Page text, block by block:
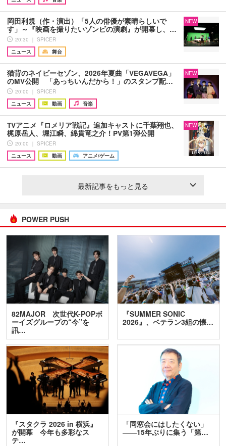
岡田利規（作・演出）「5人の俳優が素晴らしいで
す」～『映画を撮りたいゾンビの演劇』が開幕し、…
20:30 ｜ SPICER
ニュース
舞台
NEW
猫背のネイビーセゾン、2026年夏曲「VEGAVEGA」
のMV公開 「あっちいんだから！」のスタンプ配…
20:00 ｜ SPICER
ニュース
動画 音楽
NEW
TVアニメ『ロメリア戦記』追加キャストに千葉翔也、
梶原岳人、堀江瞬、綿貫竜之介！PV第1弾公開
20:00 ｜ SPICER
ニュース
動画 アニメ/ゲーム
NEW
最新記事をもっと見る
POWER PUSH
82MAJOR 次世代K-POPボ
ーイズグループの“今”を
訊…
『SUMMER SONIC
2026』、ベテラン3組の懐…
『スタクラ 2026 in 横浜』
が開幕 今年も多彩なス
テ…
「同窓会にはしたくない」
――15年ぶりに集う「第…